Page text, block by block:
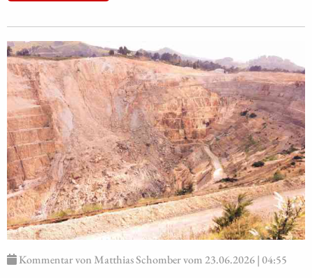
Kommentar von Matthias Schomber vom 23.06.2026 | 04:55